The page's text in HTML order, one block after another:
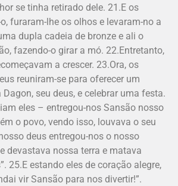
se tinha retirado dele. 21.E os
furaram-lhe os olhos e levaram-no a
dupla cadeia de bronze e ali o
fazendo-o girar a mó. 22.Entretanto,
a crescer. 23.Ora, os
reuniram-se para oferecer um
seu deus, e celebrar uma festa.
eles – entregou-nos Sansão nosso
o povo, vendo isso, louvava o seu
deus entregou-nos o nosso
devastava nossa terra e matava
25.E estando eles de coração alegre,
vir Sansão para nos divertir!”.